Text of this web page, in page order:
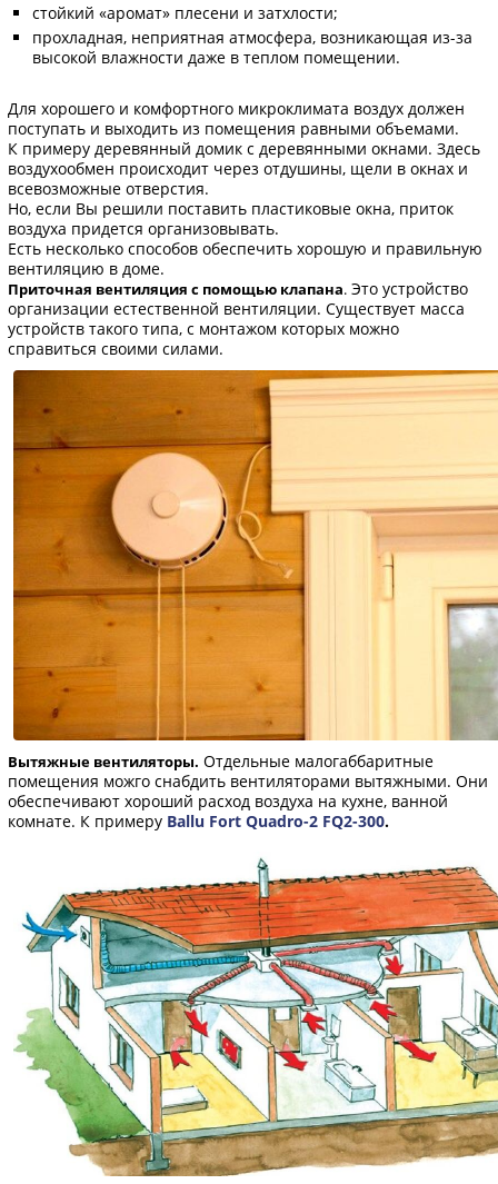
стойкий «аромат» плесени и затхлости;
прохладная, неприятная атмосфера, возникающая из-за
высокой влажности даже в теплом помещении.
Для хорошего и комфортного микроклимата воздух должен
поступать и выходить из помещения равными объемами.
К примеру деревянный домик с деревянными окнами. Здесь
воздухообмен происходит через отдушины, щели в окнах и
всевозможные отверстия.
Но, если Вы решили поставить пластиковые окна, приток
воздуха придется организовывать.
Есть несколько способов обеспечить хорошую и правильную
вентиляцию в доме.
Приточная вентиляция с помощью клапана. Это устройство
организации естественной вентиляции. Существует масса
устройств такого типа, с монтажом которых можно
справиться своими силами.
Вытяжные вентиляторы. Отдельные малогаббаритные
помещения можго снабдить вентиляторами вытяжными. Они
обеспечивают хороший расход воздуха на кухне, ванной
комнате. К примеру Ballu Fort Quadro-2 FQ2-300.